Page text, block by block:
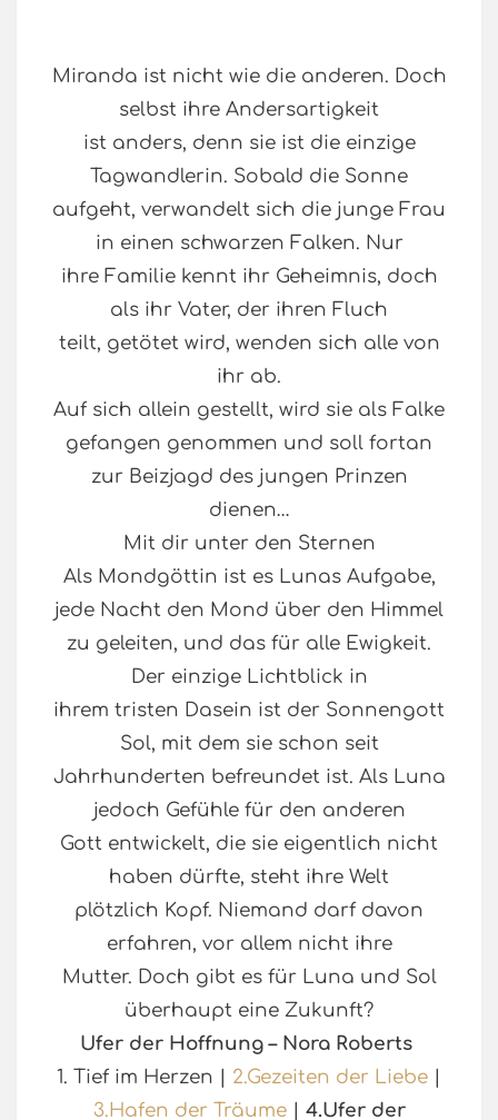
Miranda ist nicht wie die anderen. Doch
selbst ihre Andersartigkeit
ist anders, denn sie ist die einzige
Tagwandlerin. Sobald die Sonne
aufgeht, verwandelt sich die junge Frau
in einen schwarzen Falken. Nur
ihre Familie kennt ihr Geheimnis, doch
als ihr Vater, der ihren Fluch
teilt, getötet wird, wenden sich alle von
ihr ab.
Auf sich allein gestellt, wird sie als Falke
gefangen genommen und soll fortan
zur Beizjagd des jungen Prinzen
dienen…
Mit dir unter den Sternen
Als Mondgöttin ist es Lunas Aufgabe,
jede Nacht den Mond über den Himmel
zu geleiten, und das für alle Ewigkeit.
Der einzige Lichtblick in
ihrem tristen Dasein ist der Sonnengott
Sol, mit dem sie schon seit
Jahrhunderten befreundet ist. Als Luna
jedoch Gefühle für den anderen
Gott entwickelt, die sie eigentlich nicht
haben dürfte, steht ihre Welt
plötzlich Kopf. Niemand darf davon
erfahren, vor allem nicht ihre
Mutter. Doch gibt es für Luna und Sol
überhaupt eine Zukunft?
Ufer der Hoffnung – Nora Roberts
1. Tief im Herzen | 2.Gezeiten der Liebe
3.Hafen der Träume| 4.Ufer der